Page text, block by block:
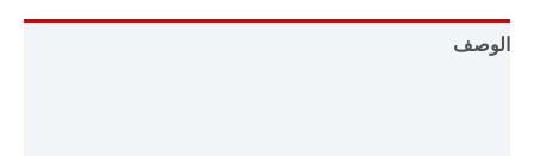
الوصف